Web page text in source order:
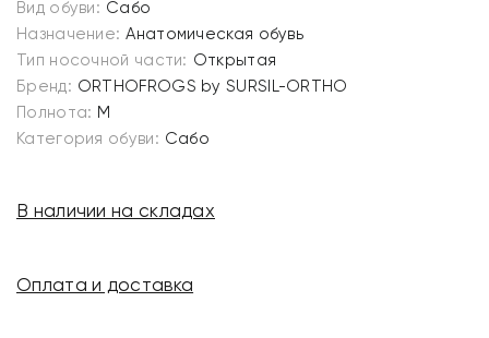
Вид обуви: Сабо
Назначение: Анатомическая обувь
Тип носочной части: Открытая
Бренд: ORTHOFROGS by SURSIL-ORTHO
Полнота: M
Категория обуви: Сабо
В наличии на складах
Оплата и доставка